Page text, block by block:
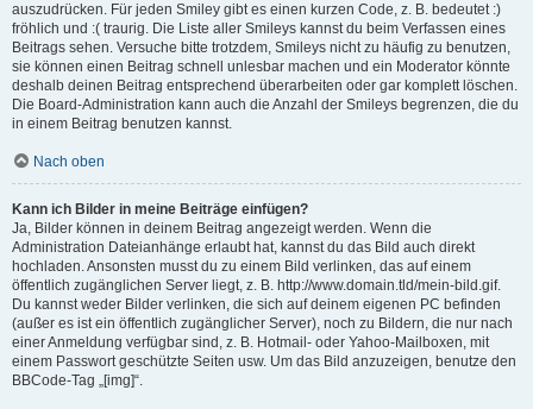
auszudrücken. Für jeden Smiley gibt es einen kurzen Code, z. B. bedeutet :)
fröhlich und :( traurig. Die Liste aller Smileys kannst du beim Verfassen eines
Beitrags sehen. Versuche bitte trotzdem, Smileys nicht zu häufig zu benutzen,
sie können einen Beitrag schnell unlesbar machen und ein Moderator könnte
deshalb deinen Beitrag entsprechend überarbeiten oder gar komplett löschen.
Die Board-Administration kann auch die Anzahl der Smileys begrenzen, die du
in einem Beitrag benutzen kannst.
Nach oben
Kann ich Bilder in meine Beiträge einfügen?
Ja, Bilder können in deinem Beitrag angezeigt werden. Wenn die
Administration Dateianhänge erlaubt hat, kannst du das Bild auch direkt
hochladen. Ansonsten musst du zu einem Bild verlinken, das auf einem
öffentlich zugänglichen Server liegt, z. B. http://www.domain.tld/mein-bild.gif.
Du kannst weder Bilder verlinken, die sich auf deinem eigenen PC befinden
(außer es ist ein öffentlich zugänglicher Server), noch zu Bildern, die nur nach
einer Anmeldung verfügbar sind, z. B. Hotmail- oder Yahoo-Mailboxen, mit
einem Passwort geschützte Seiten usw. Um das Bild anzuzeigen, benutze den
BBCode-Tag „[img]“.